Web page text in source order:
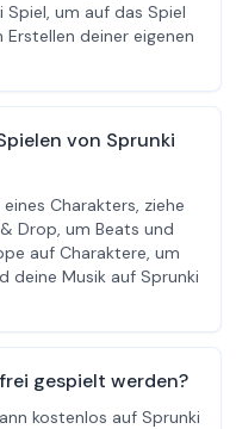
Spiel, um auf das Spiel
deiner eigenen
von Sprunki
Charakters, ziehe
Drop, um Beats und
auf Charaktere, um
deine Musik auf Sprunki
gespielt werden?
kostenlos auf Sprunki